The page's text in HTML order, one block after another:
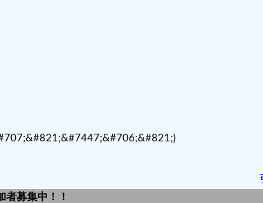
者募集中！！